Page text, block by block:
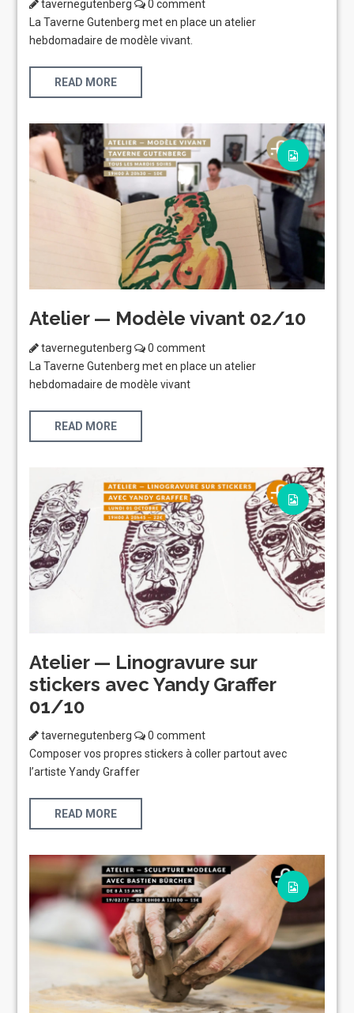
tavernegutenberg
0 comment
La Taverne Gutenberg met en place un atelier
hebdomadaire de modèle vivant.
READ MORE
Atelier — Modèle vivant 02/10
tavernegutenberg
0 comment
La Taverne Gutenberg met en place un atelier
hebdomadaire de modèle vivant
READ MORE
Atelier — Linogravure sur
stickers avec Yandy Graffer
01/10
tavernegutenberg
0 comment
Composer vos propres stickers à coller partout avec
l’artiste Yandy Graffer
READ MORE